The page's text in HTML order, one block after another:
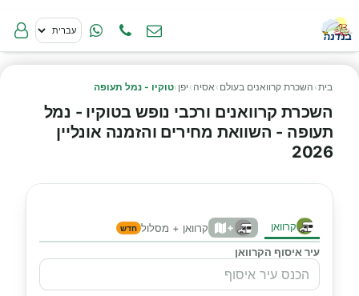
בית› השכרת קרוואנים בעולם › אסיה › יפן ›טוקיו - נמל תעופה
השכרת קרוואנים ורכבי נופש בטוקיו - נמל
תעופה - השוואת מחירים והזמנה אונליין
2026
קרוואן + קרוואן + מסלול חדש
עיר איסוף הקרוואן